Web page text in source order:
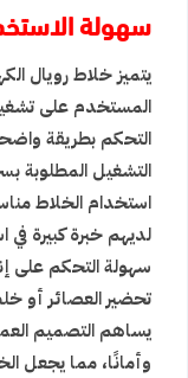
سهولة
يتميز خلاط رويال
المستخدم على
التحكم بطريقة
التشغيل المطلوبة
استخدام الخلاط
لديهم خبرة كبيرة في
سهولة التحكم على
تحضير العصائر أو
يساهم التصميم
وأمانًا، مما يجعل